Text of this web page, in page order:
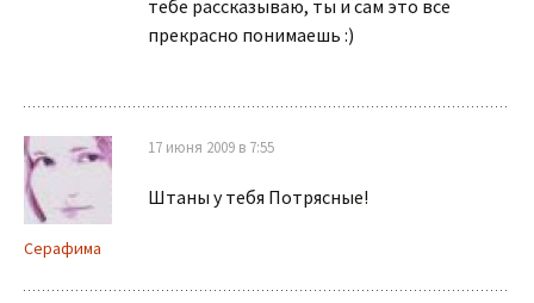
тебе рассказываю, ты и сам это все
прекрасно понимаешь :)
Серафима
17 июня 2009 в 7:55
Штаны у тебя Потрясные!